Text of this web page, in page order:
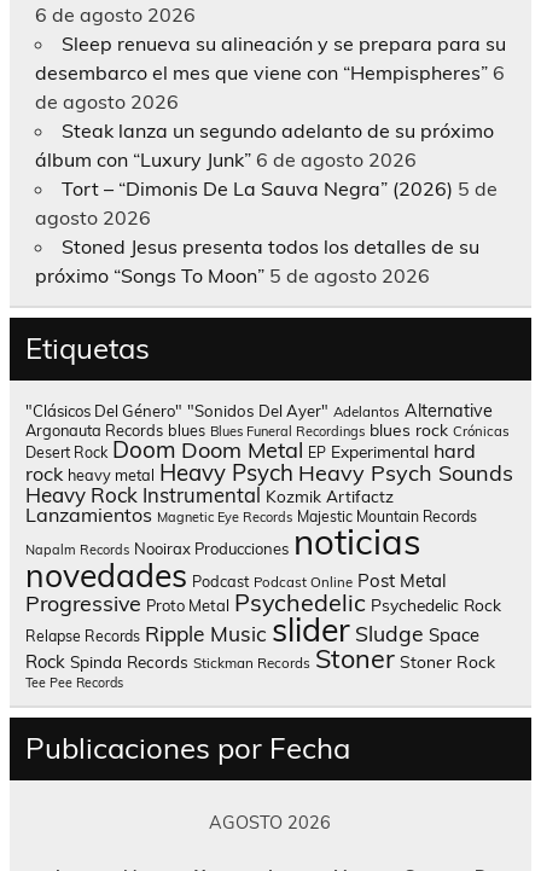
6 de agosto 2026
Sleep renueva su alineación y se prepara para su
desembarco el mes que viene con “Hempispheres” 6
de agosto 2026
Steak lanza un segundo adelanto de su próximo
álbum con “Luxury Junk” 6 de agosto 2026
Tort – “Dimonis De La Sauva Negra” (2026) 5 de
agosto 2026
Stoned Jesus presenta todos los detalles de su
próximo “Songs To Moon” 5 de agosto 2026
Etiquetas
"Clásicos Del Género" "Sonidos Del Ayer" Adelantos Alternative
Argonauta Records blues Blues Funeral Recordings blues rock Crónicas
Desert Rock Doom Doom Metal EP Experimental hard
rock heavy metal Heavy Psych Heavy Psych Sounds
Heavy Rock Instrumental Kozmik Artifactz
Lanzamientos Magnetic Eye Records Majestic Mountain Records
Napalm Records Nooirax Producciones noticias
novedades Podcast Podcast Online Post Metal
Progressive Proto Metal Psychedelic Psychedelic Rock
Relapse Records Ripple Music slider Sludge Space
Rock Spinda Records Stickman Records Stoner Stoner Rock
Tee Pee Records
Publicaciones por Fecha
AGOSTO 2026